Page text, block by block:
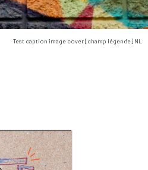
Test caption image cover [champ légende] NL